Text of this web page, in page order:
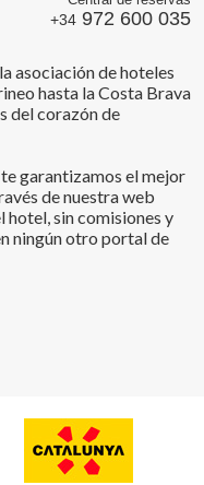
+34 972 600 035
asociación de hoteles
hasta la Costa Brava
del corazón de
garantizamos el mejor
de nuestra web
hotel, sin comisiones y
ningún otro portal de